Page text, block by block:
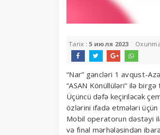
Tarix : 5 июля 2023
“Nar” gəncləri 1 avqust-
“ASAN Könüllüləri” ilə
Üçüncü dəfə keçiriləcək
özlərini ifadə etmələri
Mobil operatorun dəstəyi
və final mərhələsindən